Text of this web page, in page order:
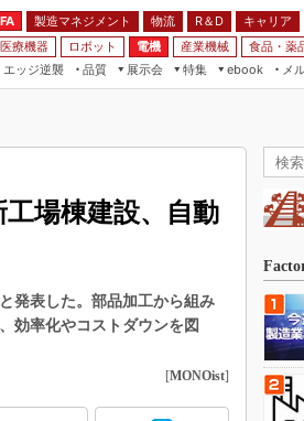
FA 製造マネジメント 物流 R＆D
キャリア
医療機器 ロボット 電機 産業機械 食品・薬
エッジ逆襲 品質
展示会
特集
クルマ
ドサービス
画像技術
モデリング
ebook
FA
モビリティ
メ
場棟建設、自動
発表した。部品加工から組み
効率化やコストダウンを図
[MONOist]